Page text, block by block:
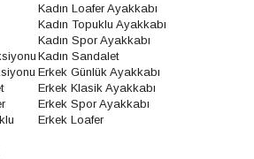
giderken, işe
tasarımları
sunulan modeller, her
modern bir dokunuş
Kadın Loafer Ayakkabı
Kadın Topuklu Ayakkabı
Kadın Spor Ayakkabı
Kadın Sandalet
Erkek Günlük Ayakkabı
Erkek Klasik Ayakkabı
Erkek Spor Ayakkabı
Erkek Loafer